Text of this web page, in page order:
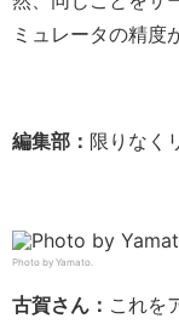
ミュレータの精度
編集部： 限りなく
Photo by Yamato.
古賀さん： これを